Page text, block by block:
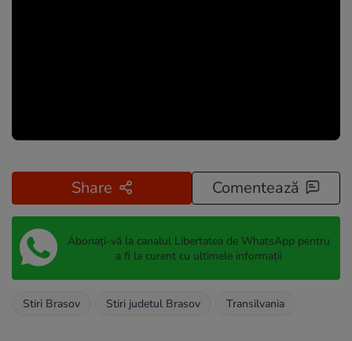
Share Comentează
Abonați-vă la canalul Libertatea de WhatsApp pentru
a fi la curent cu ultimele informații
Stiri Brasov Stiri judetul Brasov Transilvania